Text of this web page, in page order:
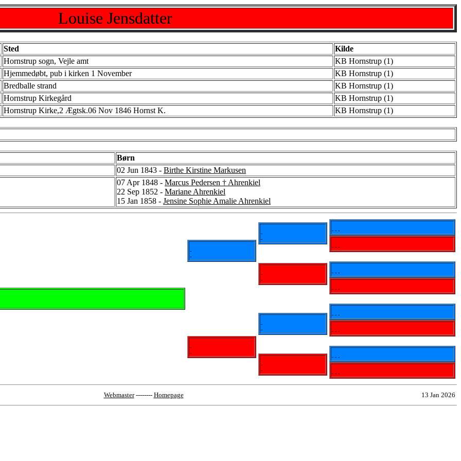
Louise Jensdatter
Sted
Kilde
Hornstrup sogn, Vejle amt
KB Hornstrup (1)
Hjemmedøbt, pub i kirken 1 November
KB Hornstrup (1)
Bredballe strand
KB Hornstrup (1)
Hornstrup Kirkegård
KB Hornstrup (1)
Hornstrup Kirke,2 Ægtsk.06 Nov 1846 Hornst K. KB Hornstrup (1)
Børn
02 Jun 1843 - Birthe Kirstine Markusen
07 Apr 1848 - Marcus Pedersen † Ahrenkiel
22 Sep 1852 - Mariane Ahrenkiel
15 Jan 1858 - Jensine Sophie Amalie Ahrenkiel
-
-
-
-
-
-
-
-
-
-
-
-
- - -
- - -
- - -
- - -
- - -
- - -
- - -
- - -
Webmaster-------- Homepage 13 Jan 2026